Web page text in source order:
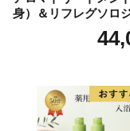
身）＆リフレグソロ